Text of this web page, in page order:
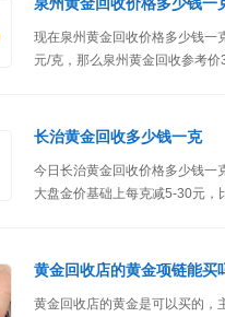
现在泉州黄金回收价格多少钱一
元/克，那么泉州黄金回收参考价
长治黄金回收多少钱一克
今日长治黄金回收价格多少钱一
大盘金价基础上每克减5-30元，
黄金回收店的黄金项链能买
黄金回收店的黄金是可以买的，